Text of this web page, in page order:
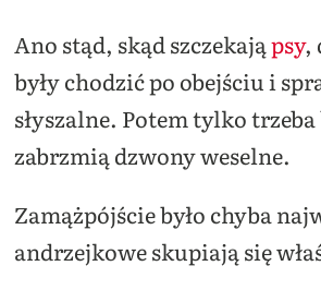
Ano stąd, skąd szczekająpsy,
były chodzić po obejściu i
słyszalne. Potem tylko
zabrzmią dzwony weselne.
Zamążpójście było chyba
andrzejkowe skupiają się